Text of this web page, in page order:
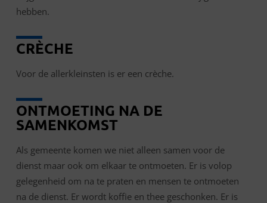
hebben.
CRÈCHE
Voor de allerkleinsten is er een crèche.
ONTMOETING NA DE
SAMENKOMST
Als gemeente komen we niet alleen samen voor de
dienst maar ook om elkaar te ontmoeten. Er is volop
gelegenheid om na te praten en mensen te ontmoeten
na de dienst. Er wordt koffie en thee geschonken. Er is